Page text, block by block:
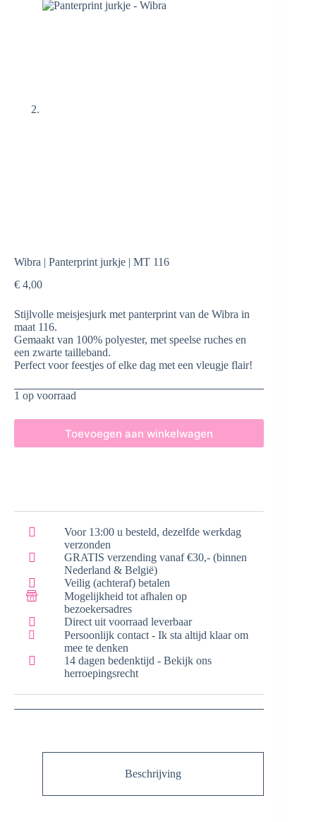
Wibra | Panterprint jurkje | MT 116
€ 4,00
Stijlvolle meisjesjurk met panterprint van de Wibra in
maat 116.
Gemaakt van 100% polyester, met speelse ruches en
een zwarte tailleband.
Perfect voor feestjes of elke dag met een vleugje flair!
1 op voorraad
Toevoegen aan winkelwagen
Voor 13:00 u besteld, dezelfde werkdag
verzonden
GRATIS verzending vanaf €30,- (binnen
Nederland & België)
Veilig (achteraf) betalen
Mogelijkheid tot afhalen op
bezoekersadres
Direct uit voorraad leverbaar
Persoonlijk contact - Ik sta altijd klaar om
mee te denken
14 dagen bedenktijd - Bekijk ons
herroepingsrecht
Beschrijving